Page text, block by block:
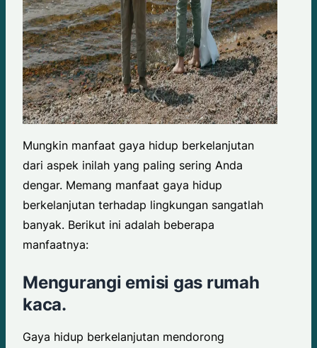
Mungkin manfaat gaya hidup berkelanjutan
dari aspek inilah yang paling sering Anda
dengar. Memang manfaat gaya hidup
berkelanjutan terhadap lingkungan sangatlah
banyak. Berikut ini adalah beberapa
manfaatnya:
Mengurangi emisi gas rumah
kaca.
Gaya hidup berkelanjutan mendorong